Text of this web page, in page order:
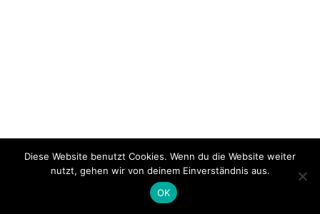
Datenschutz
Diese Website benutzt Cookies. Wenn du die Website weiter
nutzt, gehen wir von deinem Einverständnis aus.
OK